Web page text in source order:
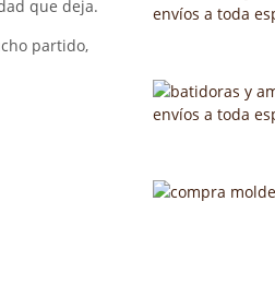
que deja.
partido,